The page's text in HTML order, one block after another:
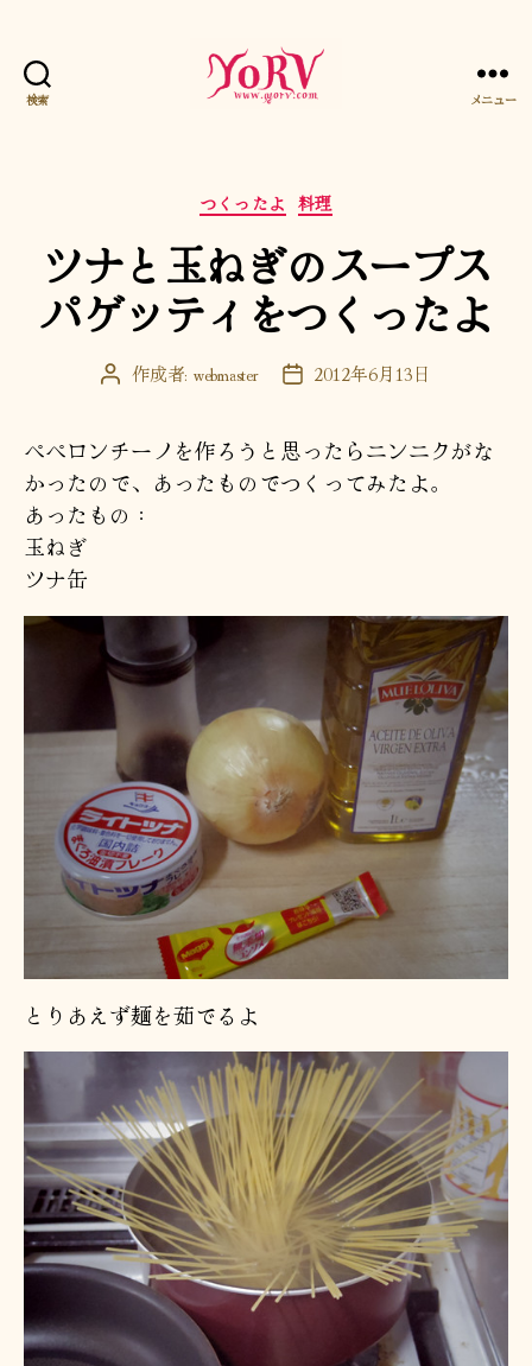
検索 メニュー
カ
テ
ゴ
リ
ー
つくったよ 料理
ツナと玉ねぎのスープス
パゲッティをつくったよ
投 作成者: webmaster
投 2012年6月13日
ペペロンチーノを作ろうと思ったらニンニクがな
かったので、あったものでつくってみたよ。
あったもの：
玉ねぎ
ツナ缶
とりあえず麺を茹でるよ